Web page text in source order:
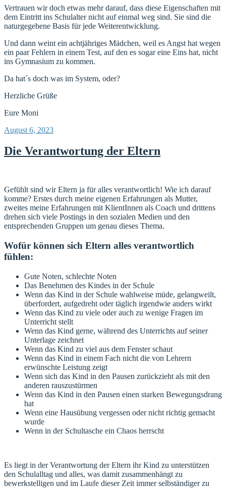
Vertrauen wir doch etwas mehr darauf, dass diese Eigenschaften mit
dem Eintritt ins Schulalter nicht auf einmal weg sind. Sie sind die
naturgegebene Basis für jede Weiterentwicklung.
Und dann weint ein achtjähriges Mädchen, weil es Angst hat wegen
ein paar Fehlern in einem Test, auf den es sogar eine Eins hat, nicht
ins Gymnasium zu kommen.
Da hat´s doch was im System, oder?
Herzliche Grüße
Eure Moni
Veröffentlicht
August 6, 2023
Die Verantwortung der Eltern
Gefühlt sind wir Eltern ja für alles verantwortlich! Wie ich darauf
komme? Erstes durch meine eigenen Erfahrungen als Mutter,
zweites meine Erfahrungen mit KlientInnen als Coach und drittens
drehen sich viele Postings in den sozialen Medien und den
entsprechenden Gruppen um genau dieses Thema.
Wofür können sich Eltern alles verantwortlich
fühlen:
Gute Noten, schlechte Noten
Das Benehmen des Kindes in der Schule
Wenn das Kind in der Schule wahlweise müde, gelangweilt,
überfordert, aufgedreht oder täglich irgendwie anders wirkt
Wenn das Kind zu viele oder auch zu wenige Fragen im
Unterricht stellt
Wenn das Kind gerne, während des Unterrichts auf seiner
Unterlage zeichnet
Wenn das Kind zu viel aus dem Fenster schaut
Wenn das Kind in einem Fach nicht die von Lehrern
erwünschte Leistung zeigt
Wenn sich das Kind in den Pausen zurückzieht als mit den
anderen rauszustürmen
Wenn das Kind in den Pausen einen starken Bewegungsdrang
hat
Wenn eine Hausübung vergessen oder nicht richtig gemacht
wurde
Wenn in der Schultasche ein Chaos herrscht
Es liegt in der Verantwortung der Eltern ihr Kind zu unterstützen
den Schulalltag und alles, was damit zusammenhängt zu
bewerkstelligen und im Laufe dieser Zeit immer selbständiger zu